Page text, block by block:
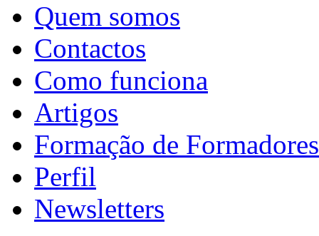
Quem somos
Contactos
Como funciona
Artigos
Formação de Formadores
Perfil
Newsletters